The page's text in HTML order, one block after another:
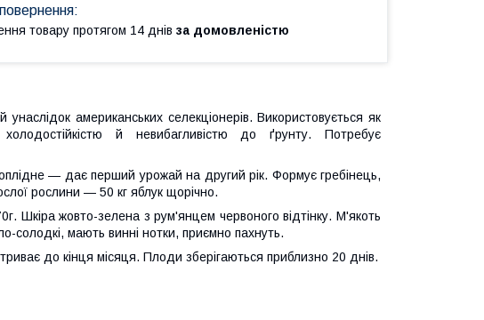
товару протягом 14 днів за домовленістю
американських селекціонерів. Використовується як
й невибагливістю до ґрунту. Потребує
— дає перший урожай на другий рік. Формує гребінець,
рослини — 50 кг яблук щорічно.
Шкіра жовто-зелена з рум'янцем червоного відтінку. М'якоть
солодкі, мають винні нотки, приємно пахнуть.
до кінця місяця. Плоди зберігаються приблизно 20 днів.